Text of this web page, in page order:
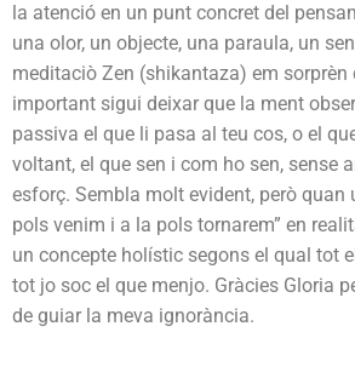
la atenció en un punt concret del
una olor, un objecte, una paraula, un
meditaciò Zen (shikantaza) em sorprèn
important sigui deixar que la ment
passiva el que li pasa al teu cos, o el
voltant, el que sen i com ho sen, sense
esforç. Sembla molt evident, però quan
pols venim i a la pols tornarem” en
un concepte holístic segons el qual tot
tot jo soc el que menjo. Gràcies Gloria
de guiar la meva ignorància.